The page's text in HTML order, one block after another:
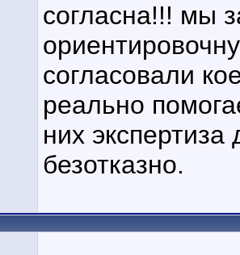
согласна!!! мы
согласовали
реально
них экспертиза
безотказно.